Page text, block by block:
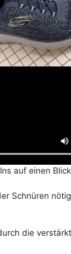
auf einen
Schnüren
die